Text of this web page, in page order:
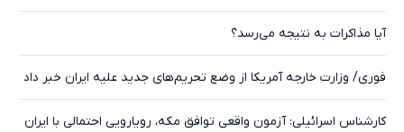
آیا مذاکرات به نتیجه می‌رسد؟
فوری/ وزارت خارجه آمریکا از وضع تحریم‌های جدید علیه ایران خبر داد
کارشناس اسرائیلی: آزمون واقعی توافق مکه، رویارویی احتمالی با ایران